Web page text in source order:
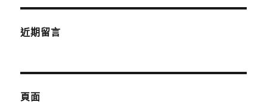
鍵
近期留言
頁面